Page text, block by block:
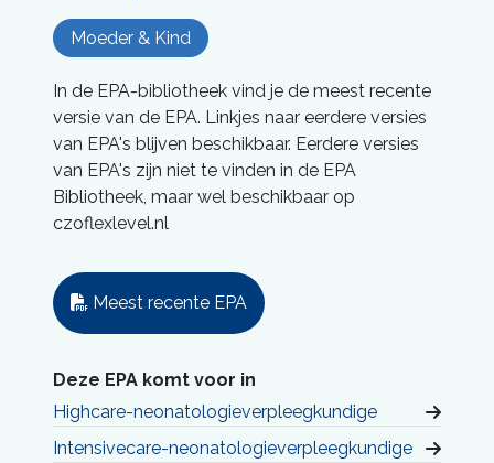
Moeder & Kind
In de EPA-bibliotheek vind je de meest recente
versie van de EPA. Linkjes naar eerdere versies
van EPA's blijven beschikbaar. Eerdere versies
van EPA's zijn niet te vinden in de EPA
Bibliotheek, maar wel beschikbaar op
czoflexlevel.nl
Meest recente EPA
Deze EPA komt voor in
Highcare-neonatologieverpleegkundige
Intensivecare-neonatologieverpleegkundige